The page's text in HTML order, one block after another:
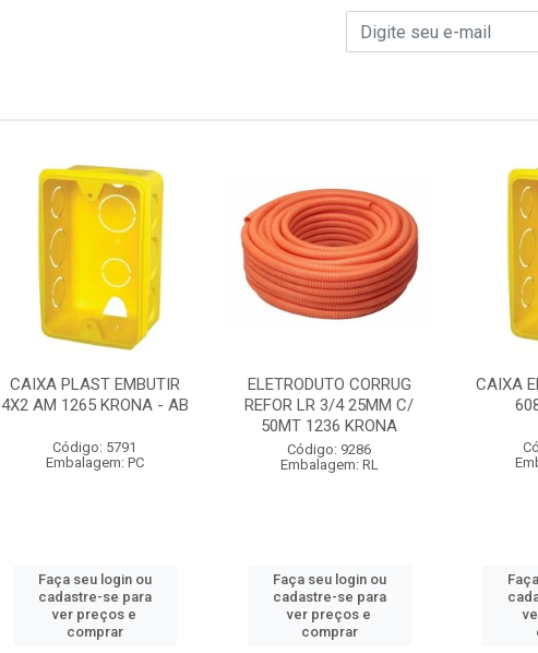
CAIXA PLAST EMBUTIR
4X2 AM 1265 KRONA - AB
Código: 5791
Embalagem: PC
Faça seu login ou
cadastre-se para
ver preços e
comprar
ELETRODUTO CORRUG
REFOR LR 3/4 25MM C/
50MT 1236 KRONA
Código: 9286
Embalagem: RL
Faça seu login ou
cadastre-se para
ver preços e
comprar
CAIXA